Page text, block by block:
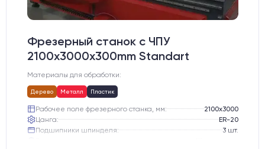
Фрезерный станок с ЧПУ
2100x3000x300mm Standart
Материалы для обработки:
Дерево Металл Пластик
Рабочее поле фрезерного станка, мм:
2100х3000
Цанга:
ER-20
Подшипники шпинделя:
3 шт.